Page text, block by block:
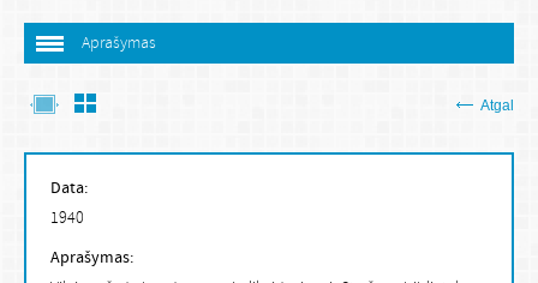
Aprašymas
Atgal
Data:
1940
Aprašymas: